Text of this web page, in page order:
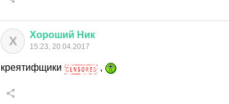
Х Хороший Ник
15:23, 20.04.2017
креятифщики ,